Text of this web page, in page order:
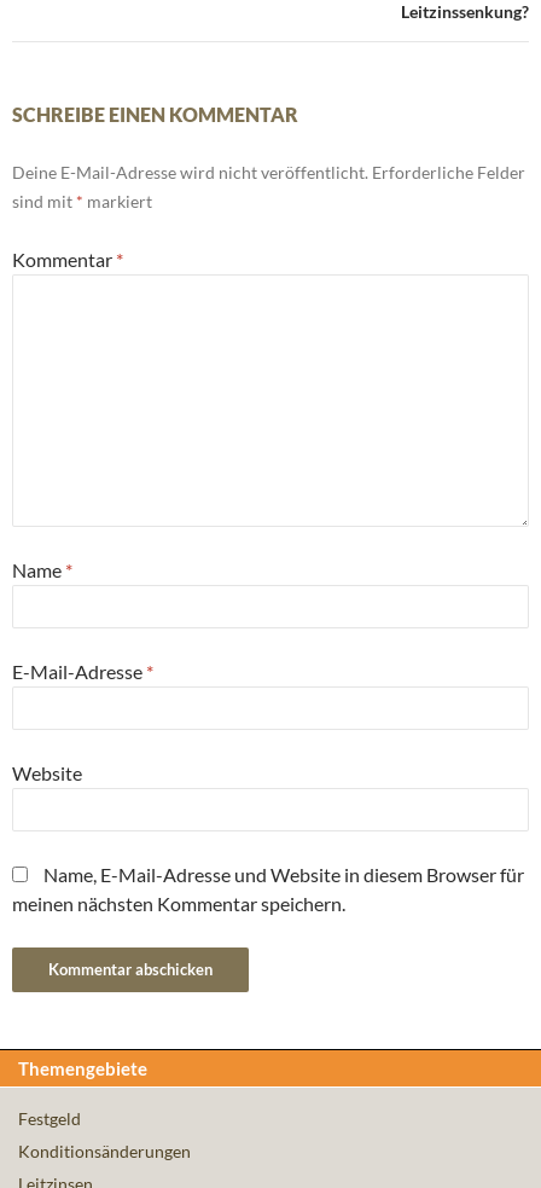
Leitzinssenkung?
SCHREIBE EINEN KOMMENTAR
Deine E-Mail-Adresse wird nicht veröffentlicht. Erforderliche Felder
sind mit * markiert
Kommentar *
Name *
E-Mail-Adresse *
Website
Name, E-Mail-Adresse und Website in diesem Browser für
meinen nächsten Kommentar speichern.
Themengebiete
Festgeld
Konditionsänderungen